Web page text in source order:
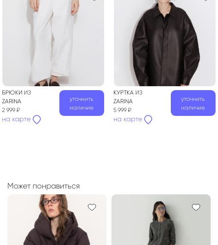
БРЮКИ ИЗ
ZARINA
2 999 ₽
на карте
уточнить
наличие
КУРТКА ИЗ
ZARINA
5 999 ₽
на карте
уточнить
наличие
Может понравиться